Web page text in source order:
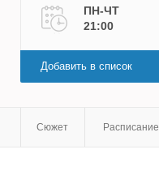
ПН-ЧТ
21:00
Добавить в список
Сюжет Расписание